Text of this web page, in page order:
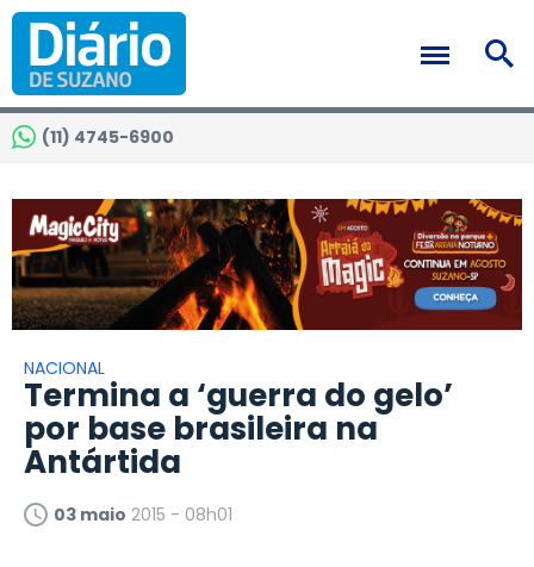
(11) 4745-6900
NACIONAL
Termina a ‘guerra do gelo’
por base brasileira na
Antártida
03 maio 2015 - 08h01